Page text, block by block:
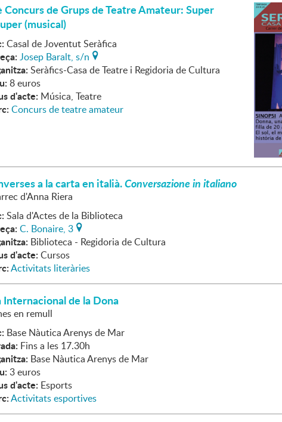
Concurs de Grups de Teatre Amateur: Super
(musical)
Casal de Joventut Seràfica
Josep Baralt, s/n
Seràfics-Casa de Teatre i Regidoria de Cultura
8 euros
d'acte: Música, Teatre
Concurs de teatre amateur
a la carta en italià.Conversazione in italiano
d'Anna Riera
Sala d'Actes de la Biblioteca
C. Bonaire, 3
Biblioteca - Regidoria de Cultura
d'acte: Cursos
Activitats literàries
Internacional de la Dona
en remull
Base Nàutica Arenys de Mar
Fins a les 17.30h
Base Nàutica Arenys de Mar
3 euros
d'acte: Esports
Activitats esportives